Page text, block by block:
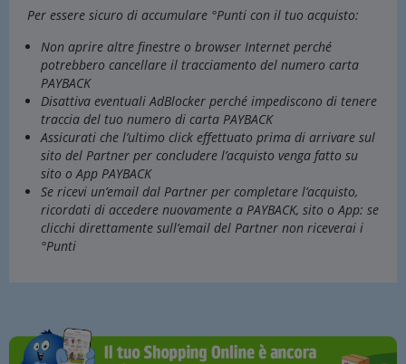
Per essere sicuro di accumulare °Punti con il tuo acquisto:
Non aprire altre finestre o browser Internet perché
potrebbero cancellare il tracciamento del numero carta
PAYBACK
Disattiva eventuali AdBlocker perché impediscono di tenere
traccia del tuo numero di carta PAYBACK
Assicurati che l’ultimo click effettuato prima di arrivare sul
sito del Partner per concludere l’acquisto venga fatto su
sito o App PAYBACK
Se ricevi un’email dal Partner per completare l’acquisto,
ricordati di accedere nuovamente a PAYBACK, sito o App: se
clicchi direttamente sull’email del Partner non riceverai i
°Punti